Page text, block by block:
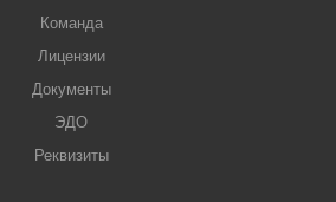
Команда
Лицензии
Документы
ЭДО
Реквизиты